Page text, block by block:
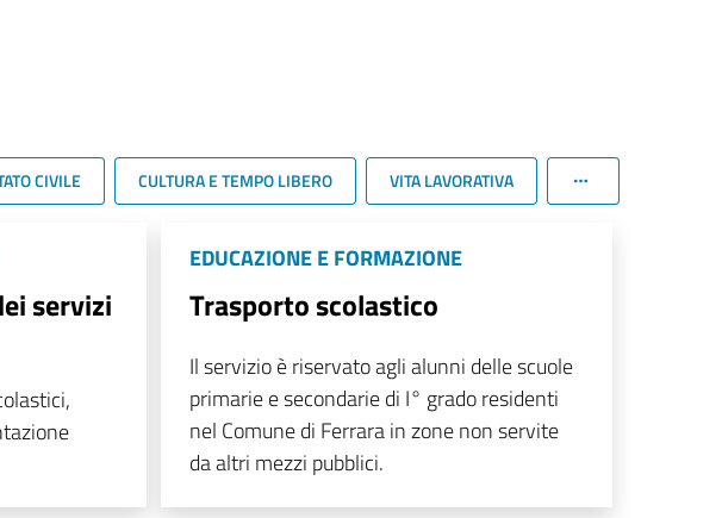
CIVILE CULTURA E TEMPO LIBERO VITA LAVORATIVA
servizi
EDUCAZIONE E FORMAZIONE
Trasporto scolastico
Il servizio è riservato agli alunni delle scuole
primarie e secondarie di I° grado residenti
nel Comune di Ferrara in zone non servite
da altri mezzi pubblici.